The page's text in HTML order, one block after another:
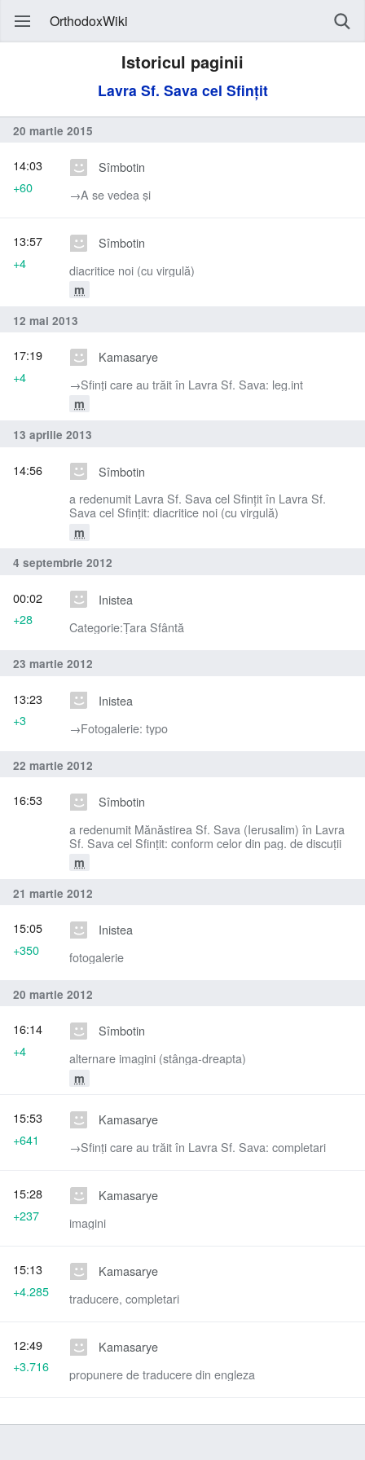
OrthodoxWiki
Istoricul paginii
Lavra Sf. Sava cel Sfințit
20 martie 2015
Sîmbotin
→‎A se vedea și
14:03
+60
Sîmbotin
diacritice noi (cu virgulă)
m
13:57
+4
12 mai 2013
Kamasarye
→‎Sfinţi care au trăit în Lavra Sf. Sava: leg.int
m
17:19
+4
13 aprilie 2013
Sîmbotin
a redenumit Lavra Sf. Sava cel Sfinţit în Lavra Sf.
Sava cel Sfințit: diacritice noi (cu virgulă)
m
14:56
4 septembrie 2012
Inistea
Categorie:Țara Sfântă
00:02
+28
23 martie 2012
Inistea
→‎Fotogalerie: typo
13:23
+3
22 martie 2012
Sîmbotin
a redenumit Mănăstirea Sf. Sava (Ierusalim) în Lavra
Sf. Sava cel Sfinţit: conform celor din pag. de discuţii
m
16:53
21 martie 2012
Inistea
fotogalerie
15:05
+350
20 martie 2012
Sîmbotin
alternare imagini (stânga-dreapta)
m
16:14
+4
Kamasarye
→‎Sfinţi care au trăit în Lavra Sf. Sava: completari
15:53
+641
Kamasarye
imagini
15:28
+237
Kamasarye
traducere, completari
15:13
+4.285
Kamasarye
propunere de traducere din engleza
12:49
+3.716